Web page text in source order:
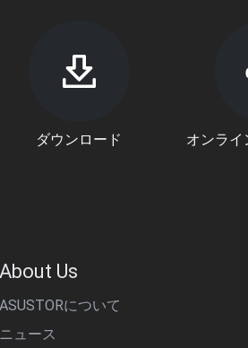
ダウンロード
オンライ
About Us
ASUSTORについて
ニュース